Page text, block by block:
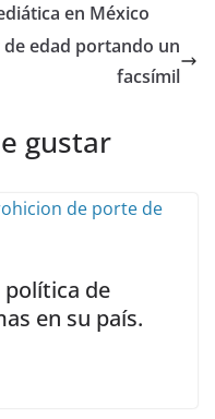
en México
edad portando un
facsímil
gustar
política de
en su país.